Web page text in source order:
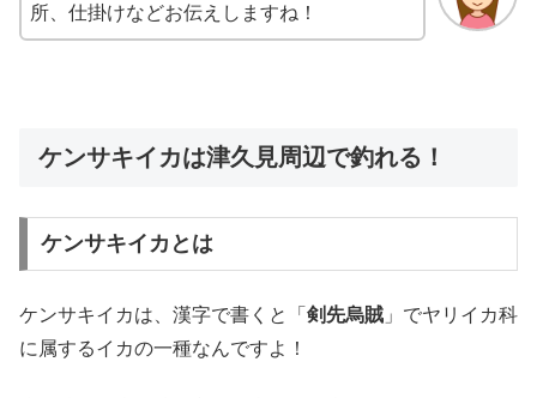
所、仕掛けなどお伝えしますね！
ケンサキイカは津久見周辺で釣れる！
ケンサキイカとは
ケンサキイカは、漢字で書くと「 剣先烏賊 」でヤリイカ科
に属するイカの一種なんですよ！